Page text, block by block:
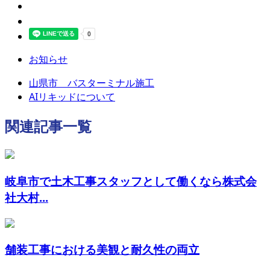
お知らせ
山県市 バスターミナル施工
AIリキッドについて
関連記事一覧
岐阜市で土木工事スタッフとして働くなら株式会
社大村...
舗装工事における美観と耐久性の両立